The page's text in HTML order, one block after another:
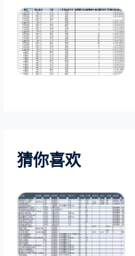
猜你喜欢